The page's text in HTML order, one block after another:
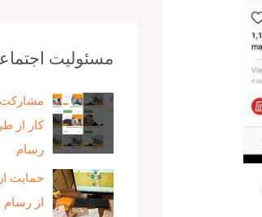
مسئولیت
مشارکت
کار از
رسام
حمایت
از رسام